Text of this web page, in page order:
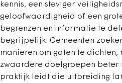
kennis, een steviger
geloofwaardigheid of een
begrenzen en informatie te
begrijpelijk. Gemeenten
manieren om gaten te dichten,
zwaardere doelgroepen beter
praktijk leidt die uitbreiding